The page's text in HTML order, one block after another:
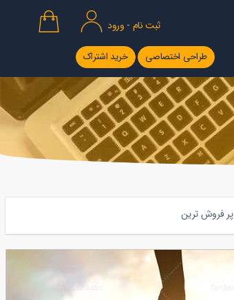
ثبت نام - ورود
طراحی اختصاصی خرید اشتراک
پر فروش ترین